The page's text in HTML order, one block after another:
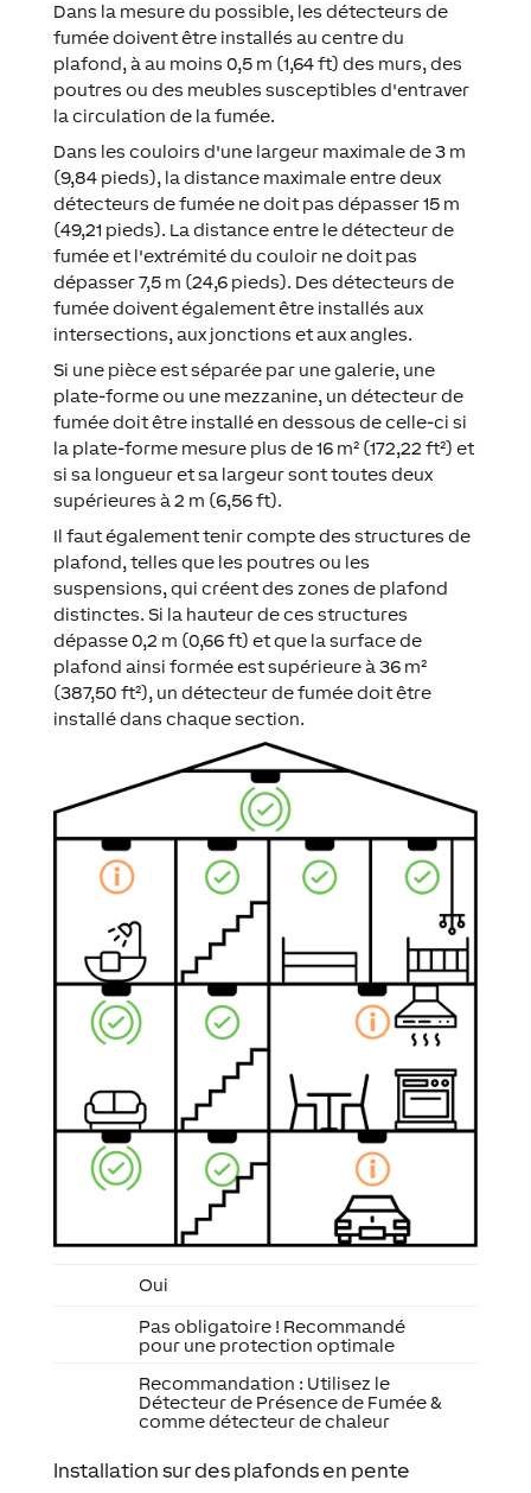
Dans la mesure du possible, les détecteurs de
fumée doivent être installés au centre du
plafond, à au moins 0,5 m (1,64 ft) des murs, des
poutres ou des meubles susceptibles d'entraver
la circulation de la fumée.
Dans les couloirs d'une largeur maximale de 3 m
(9,84 pieds), la distance maximale entre deux
détecteurs de fumée ne doit pas dépasser 15 m
(49,21 pieds). La distance entre le détecteur de
fumée et l'extrémité du couloir ne doit pas
dépasser 7,5 m (24,6 pieds). Des détecteurs de
fumée doivent également être installés aux
intersections, aux jonctions et aux angles.
Si une pièce est séparée par une galerie, une
plate-forme ou une mezzanine, un détecteur de
fumée doit être installé en dessous de celle-ci si
la plate-forme mesure plus de 16 m² (172,22 ft²) et
si sa longueur et sa largeur sont toutes deux
supérieures à 2 m (6,56 ft).
Il faut également tenir compte des structures de
plafond, telles que les poutres ou les
suspensions, qui créent des zones de plafond
distinctes. Si la hauteur de ces structures
dépasse 0,2 m (0,66 ft) et que la surface de
plafond ainsi formée est supérieure à 36 m²
(387,50 ft²), un détecteur de fumée doit être
installé dans chaque section.
Oui
Pas obligatoire ! Recommandé
pour une protection optimale
Recommandation : Utilisez le
Détecteur de Présence de Fumée &
comme détecteur de chaleur
Installation sur des plafonds en pente